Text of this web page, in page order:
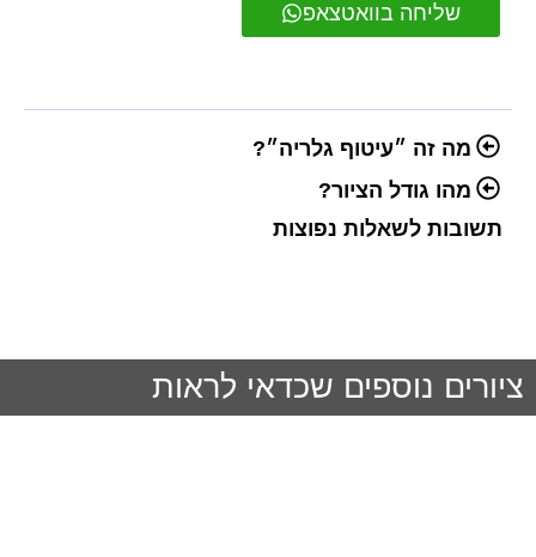
שליחה בוואטצאפ
מה זה ״עיטוף גלריה״?
מהו גודל הציור?
תשובות לשאלות נפוצות
ציורים נוספים שכדאי לראות